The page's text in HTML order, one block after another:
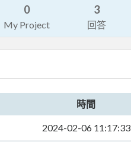
0
My Project
3
回答
時間
2024-02-06 11:17:33